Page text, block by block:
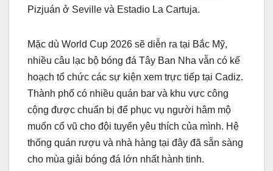
Pizjuán ở Seville và Estadio La Cartuja.
Mặc dù World Cup 2026 sẽ diễn ra tại Bắc Mỹ,
nhiều câu lạc bộ bóng đá Tây Ban Nha vẫn có kế
hoạch tổ chức các sự kiện xem trực tiếp tại Cadiz.
Thành phố có nhiều quán bar và khu vực công
cộng được chuẩn bị để phục vụ người hâm mộ
muốn cổ vũ cho đội tuyển yêu thích của mình. Hệ
thống quán rượu và nhà hàng tại đây đã sẵn sàng
cho mùa giải bóng đá lớn nhất hành tinh.